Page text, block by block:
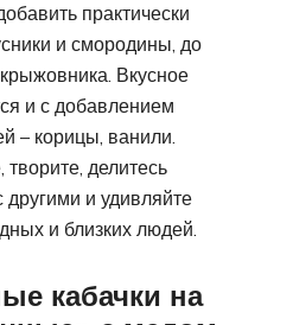
практически
и смородины, до
Вкусное
и с добавлением
– корицы, ванили.
делитесь
и удивляйте
и близких людей.
кабачки на